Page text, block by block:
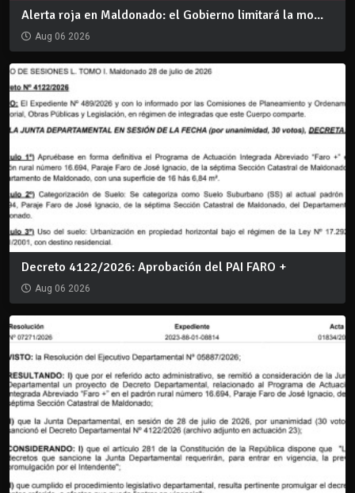
Alerta roja en Maldonado: el Gobierno limitará la mo...
Aug 06 2026
Decreto 4122/2026: Aprobación del PAI FARO +
Aug 06 2026